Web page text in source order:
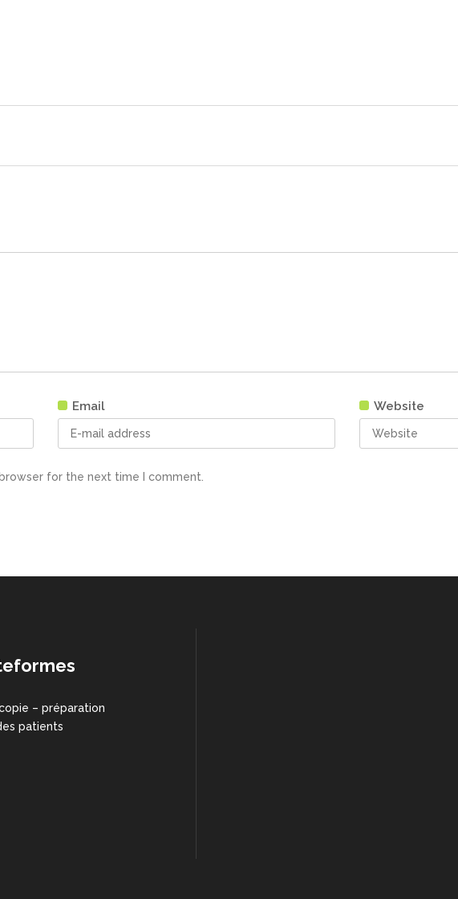
Email Website
for the next time I comment.
– préparation
patients